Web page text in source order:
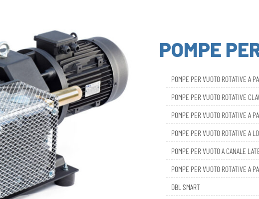
POMPE
POMPE PER VUOTO ROTATIVE A
POMPE PER VUOTO ROTATIVE
POMPE PER VUOTO ROTATIVE A
POMPE PER VUOTO ROTATIVE A
POMPE PER VUOTO A CANALE
POMPE PER VUOTO ROTATIVE A
DBL SMART